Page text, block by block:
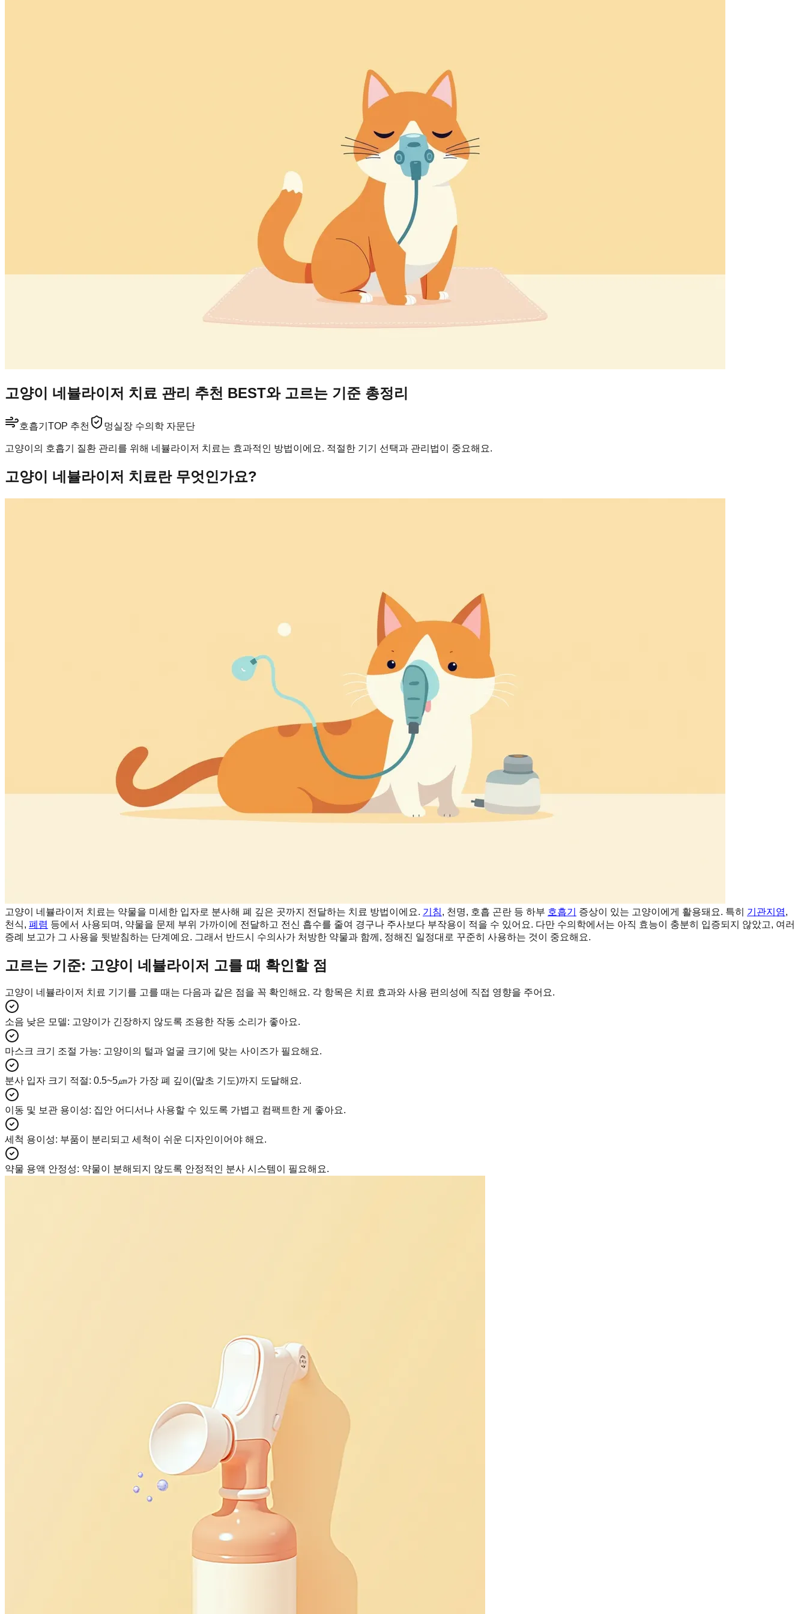
고양이 네뷸라이저 치료 관리 추천 BEST와 고르는 기준 총정리
호흡기 TOP 추천 멍실장 수의학 자문단
고양이의 호흡기 질환 관리를 위해 네뷸라이저 치료는 효과적인 방법이에요. 적절한 기기 선택과 관리법이 중요해요.
고양이 네뷸라이저 치료란 무엇인가요?
고양이 네뷸라이저 치료는 약물을 미세한 입자로 분사해 폐 깊은 곳까지 전달하는 치료 방법이에요. 기침, 천명, 호흡 곤란 등 하부 호흡기 증상이 있는 고양이에게 활용돼요. 특히 기관지염,
천식, 폐렴 등에서 사용되며, 약물을 문제 부위 가까이에 전달하고 전신 흡수를 줄여 경구나 주사보다 부작용이 적을 수 있어요. 다만 수의학에서는 아직 효능이 충분히 입증되지 않았고, 여러
증례 보고가 그 사용을 뒷받침하는 단계예요. 그래서 반드시 수의사가 처방한 약물과 함께, 정해진 일정대로 꾸준히 사용하는 것이 중요해요.
고르는 기준: 고양이 네뷸라이저 고를 때 확인할 점
고양이 네뷸라이저 치료 기기를 고를 때는 다음과 같은 점을 꼭 확인해요. 각 항목은 치료 효과와 사용 편의성에 직접 영향을 주어요.
소음 낮은 모델: 고양이가 긴장하지 않도록 조용한 작동 소리가 좋아요.
마스크 크기 조절 가능: 고양이의 털과 얼굴 크기에 맞는 사이즈가 필요해요.
분사 입자 크기 적절: 0.5~5㎛가 가장 폐 깊이(말초 기도)까지 도달해요.
이동 및 보관 용이성: 집안 어디서나 사용할 수 있도록 가볍고 컴팩트한 게 좋아요.
세척 용이성: 부품이 분리되고 세척이 쉬운 디자인이어야 해요.
약물 용액 안정성: 약물이 분해되지 않도록 안정적인 분사 시스템이 필요해요.